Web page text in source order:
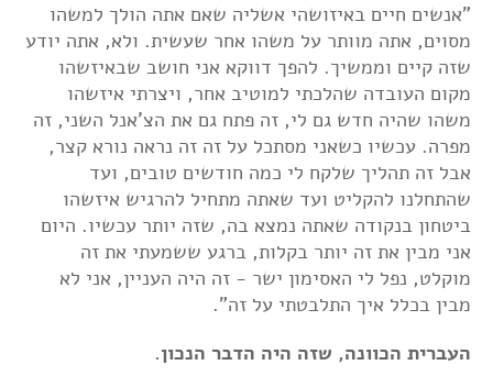
"אנשים חיים באיזושהי אשליה שאם אתה הולך למשהו
מסוים, אתה מוותר על משהו אחר שעשית. ולא, אתה יודע
שזה קיים וממשיך. להפך דווקא אני חושב שבאיזשהו
מקום העובדה שהלכתי למוטיב אחר, ויצרתי איזשהו
משהו שהיה חדש גם לי, זה פתח גם את הצ'אנל השני, זה
מפרה. עכשיו כשאני מסתכל על זה זה נראה נורא קצר,
אבל זה תהליך שלקח לי כמה חודשים טובים, ועד
שהתחלנו להקליט ועד שאתה מתחיל להרגיש איזשהו
ביטחון בנקודה שאתה נמצא בה, שזה יותר עכשיו. היום
אני מבין את זה יותר בקלות, ברגע ששמעתי את זה
מוקלט, נפל לי האסימון ישר - זה היה העניין, אני לא
מבין בכלל איך התלבטתי על זה".
העברית הכוונה, שזה היה הדבר הנכון.